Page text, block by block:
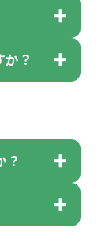
。
位が決
アラー
ただき
着払い
変わる
ない場
費用
、名入
要で
帳票の
さい。
帳票の
さい。
？
？
3営業